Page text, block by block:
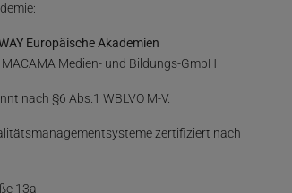
Europäische Akademien
Medien- und Bildungs-GmbH
nach §6 Abs.1 WBLVO M-V.
zertifiziert nach
13a